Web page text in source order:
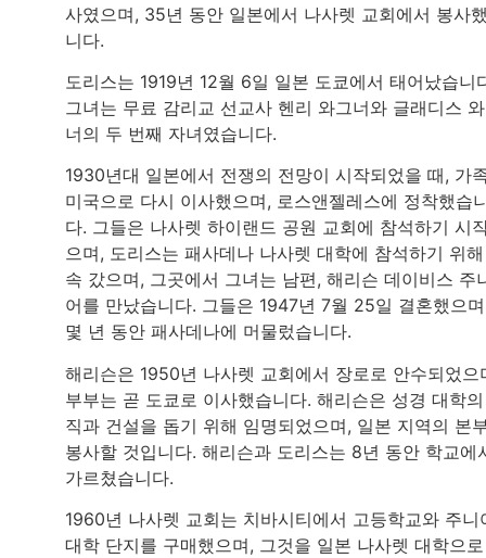
사였으며, 35년 동안 일본에서 나사렛 교회에서 봉사
니다.
도리스는 1919년 12월 6일 일본 도쿄에서 태어났습니
그녀는 무료 감리교 선교사 헨리 와그너와 글래디스
너의 두 번째 자녀였습니다.
1930년대 일본에서 전쟁의 전망이 시작되었을 때, 가
미국으로 다시 이사했으며, 로스앤젤레스에 정착했습
다. 그들은 나사렛 하이랜드 공원 교회에 참석하기 시
으며, 도리스는 패사데나 나사렛 대학에 참석하기 위
속 갔으며, 그곳에서 그녀는 남편, 해리슨 데이비스 주
어를 만났습니다. 그들은 1947년 7월 25일 결혼했으
몇 년 동안 패사데나에 머물렀습니다.
해리슨은 1950년 나사렛 교회에서 장로로 안수되었으
부부는 곧 도쿄로 이사했습니다. 해리슨은 성경 대학
직과 건설을 돕기 위해 임명되었으며, 일본 지역의 본
봉사할 것입니다. 해리슨과 도리스는 8년 동안 학교에
가르쳤습니다.
1960년 나사렛 교회는 치바시티에서 고등학교와 주니
대학 단지를 구매했으며, 그것을 일본 나사렛 대학으